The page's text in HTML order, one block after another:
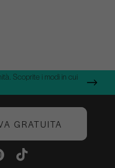
Scoprite i modi in cui
GRATUITA